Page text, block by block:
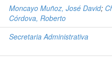
Moncayo Muñoz, José David;
Córdova, Roberto
Secretaria Administrativa